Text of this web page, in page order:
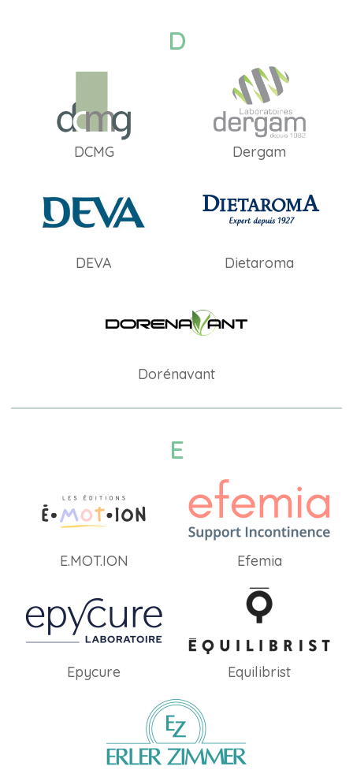
D
DCMG Dergam
DEVA Dietaroma
Dorénavant
E
E.MOT.ION Efemia
Epycure Equilibrist